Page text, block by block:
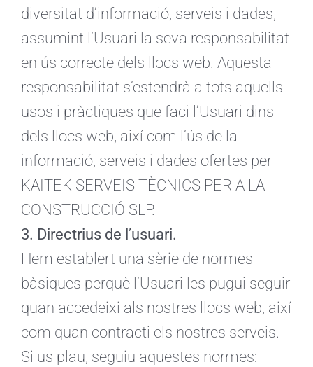
diversitat d’informació, serveis i dades,
assumint l’Usuari la seva responsabilitat
en ús correcte dels llocs web. Aquesta
responsabilitat s’estendrà a tots aquells
usos i pràctiques que faci l’Usuari dins
dels llocs web, així com l’ús de la
informació, serveis i dades ofertes per
KAITEK SERVEIS TÈCNICS PER A LA
CONSTRUCCIÓ SLP.
3. Directrius de l’usuari.
Hem establert una sèrie de normes
bàsiques perquè l’Usuari les pugui seguir
quan accedeixi als nostres llocs web, així
com quan contracti els nostres serveis.
Si us plau, seguiu aquestes normes: